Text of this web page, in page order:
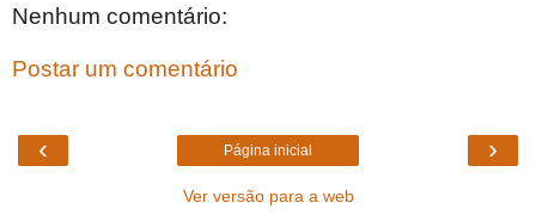
Nenhum comentário:
Postar um comentário
‹ ›
Página inicial
Ver versão para a web